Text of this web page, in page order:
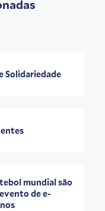
Solidariedade
mundial são
de e-